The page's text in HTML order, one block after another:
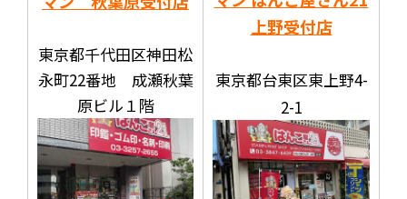
東京都千代田区神田松
永町22番地 成瀬秋葉
原ビル１階
上野受付店
東京都台東区東上野4-
2-1